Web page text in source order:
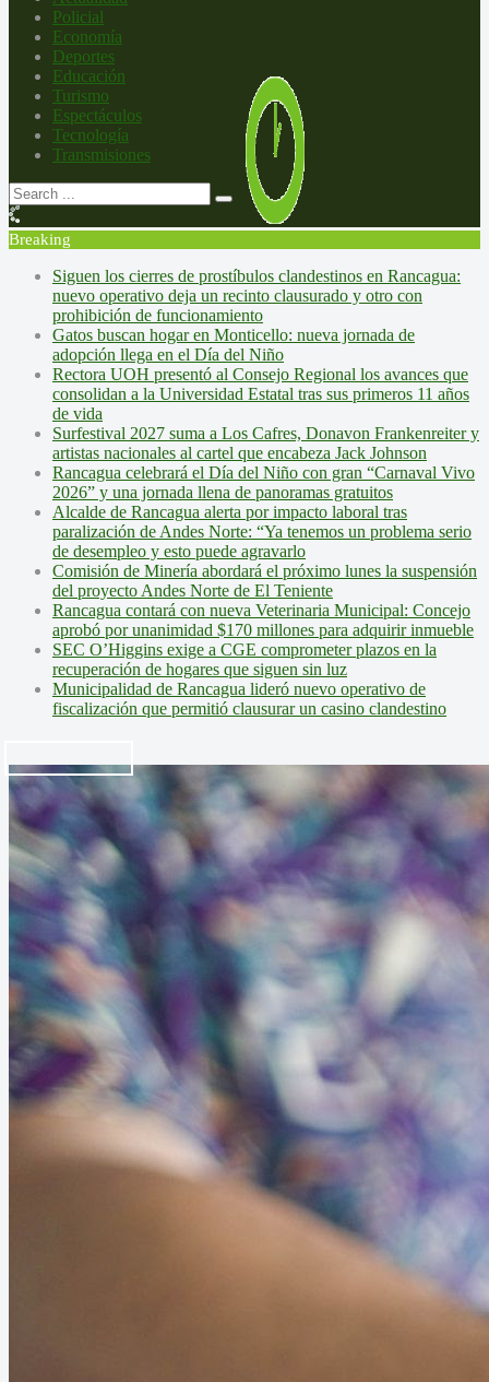
Policial
Economía
Deportes
Educación
Turismo
Espectáculos
Tecnología
Transmisiones
Breaking
Siguen los cierres de prostíbulos clandestinos en Rancagua:
nuevo operativo deja un recinto clausurado y otro con
prohibición de funcionamiento
Gatos buscan hogar en Monticello: nueva jornada de
adopción llega en el Día del Niño
Rectora UOH presentó al Consejo Regional los avances que
consolidan a la Universidad Estatal tras sus primeros 11 años
de vida
Surfestival 2027 suma a Los Cafres, Donavon Frankenreiter y
artistas nacionales al cartel que encabeza Jack Johnson
Rancagua celebrará el Día del Niño con gran “Carnaval Vivo
2026” y una jornada llena de panoramas gratuitos
Alcalde de Rancagua alerta por impacto laboral tras
paralización de Andes Norte: “Ya tenemos un problema serio
de desempleo y esto puede agravarlo
Comisión de Minería abordará el próximo lunes la suspensión
del proyecto Andes Norte de El Teniente
Rancagua contará con nueva Veterinaria Municipal: Concejo
aprobó por unanimidad $170 millones para adquirir inmueble
SEC O’Higgins exige a CGE comprometer plazos en la
recuperación de hogares que siguen sin luz
Municipalidad de Rancagua lideró nuevo operativo de
fiscalización que permitió clausurar un casino clandestino